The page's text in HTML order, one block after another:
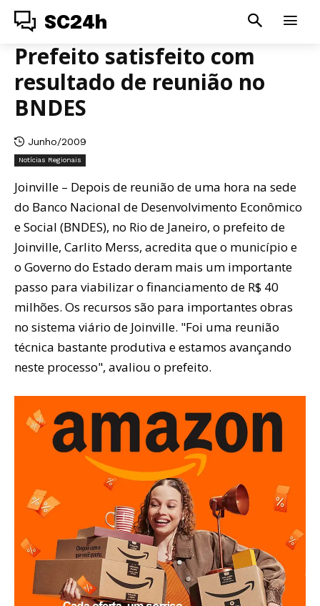
SC24h
Prefeito satisfeito com
resultado de reunião no
BNDES
Junho/2009
Notícias Regionais
Joinville – Depois de reunião de uma hora na sede
do Banco Nacional de Desenvolvimento Econômico
e Social (BNDES), no Rio de Janeiro, o prefeito de
Joinville, Carlito Merss, acredita que o município e
o Governo do Estado deram mais um importante
passo para viabilizar o financiamento de R$ 40
milhões. Os recursos são para importantes obras
no sistema viário de Joinville. "Foi uma reunião
técnica bastante produtiva e estamos avançando
neste processo", avaliou o prefeito.